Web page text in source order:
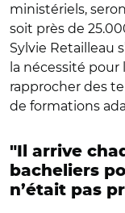
ministériels,
soit près de
Sylvie Retailleau
la nécessité pour
rapprocher des
de formations
"Il arrive
bacheliers
n’était pas